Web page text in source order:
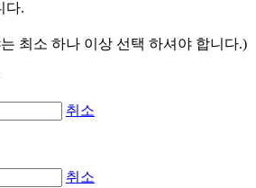
다.
최소 하나 이상 선택 하셔야 합니다.)
취소
취소